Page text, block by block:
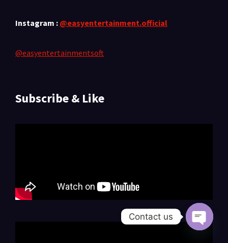
Instagram : @easyentertainment.official
@easyentertainmentsoft
Subscribe & Like
Contact us